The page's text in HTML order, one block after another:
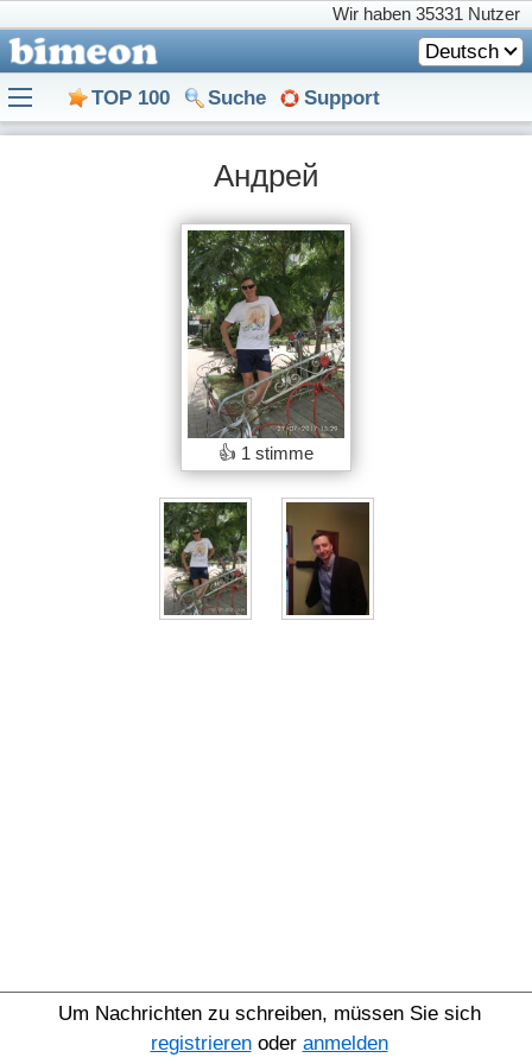
Wir haben 35331 Nutzer
Deutsch
TOP 100 Suche Support
Андрей
👍 1 stimme
Um Nachrichten zu schreiben, müssen Sie sich
registrierenoder anmelden